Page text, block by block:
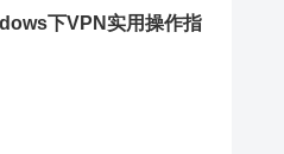
下VPN实用操作指